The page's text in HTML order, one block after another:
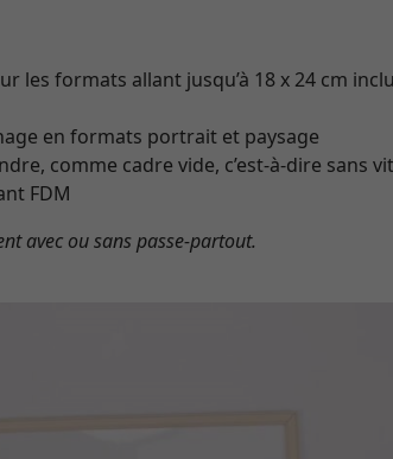
les formats allant jusqu’à 18 x 24 cm
en formats portrait et paysage
comme cadre vide, c’est-à-dire sans
FDM
avec ou sans passe-partout.